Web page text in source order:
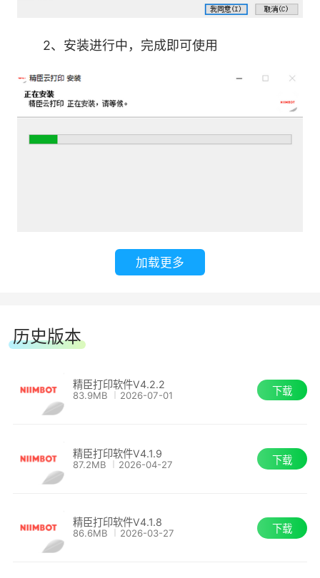
2、安装进行中，完成即可使用
加载更多
历史版本
精臣打印软件V4.2.2
83.9MB 2026-07-01 下载
精臣打印软件V4.1.9
87.2MB 2026-04-27 下载
精臣打印软件V4.1.8
86.6MB 2026-03-27 下载